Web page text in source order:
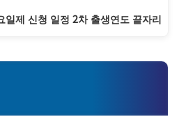
일제 신청 일정 2차 출생연도 끝자리